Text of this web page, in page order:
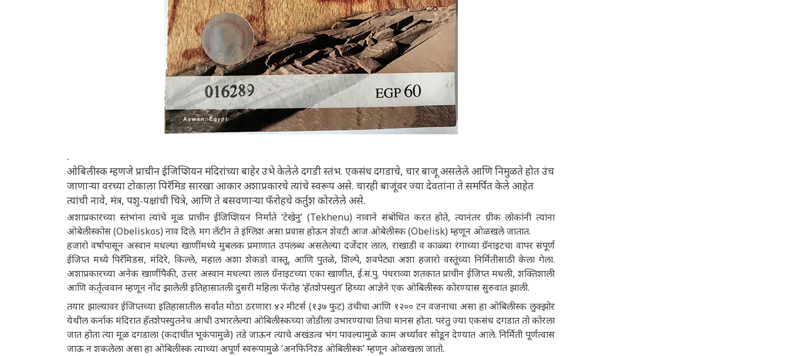
.
ओबिलीस्क म्हणजे प्राचीन ईजिप्शियन मंदिरांच्या बाहेर उभे केलेले दगडी स्तंभ. एकसंध दगडाचे, चार बाजू असलेले आणि निमुळते होत उंच
जाणाऱ्या वरच्या टोकाला पिरॅमिड सारखा आकार अशाप्रकारचे त्यांचे स्वरूप असे. चारही बाजूंवर ज्या देवतांना ते समर्पित केले आहेत
त्यांची नावे, मंत्र, पशु-पक्षांची चित्रे, आणि ते बसवणाऱ्या फॅरोहचे कर्तुश कोरलेले असे.
अशाप्रकारच्या स्तंभांना त्यांचे मूळ प्राचीन ईजिप्शियन निर्माते ‘टेखेनु’ (Tekhenu) नावाने संबोधित करत होते, त्यानंतर ग्रीक लोकांनी त्यांना
ओबेलीस्कोस (Obeliskos) नाव दिले. मग लॅटीन ते इंग्लिश असा प्रवास होऊन शेवटी आज ओबेलीस्क (Obelisk) म्हणून ओळखले जातात.
हजारो वर्षांपासून अस्वान मधल्या खाणींमध्ये मुबलक प्रमाणात उपलब्ध असलेल्या दर्जेदार लाल, राखाडी व काळ्या रंगाच्या ग्रॅनाइटचा वापर संपूर्ण
ईजिप्त मध्ये पिरॅमिडस, मंदिरे, किल्ले, महाल अशा शेकडो वास्तू, आणि पुतळे, शिल्पे, शवपेट्या अशा हजारो वस्तूंच्या निर्मितीसाठी केला गेला.
अशाप्रकारच्या अनेक खाणींपैकी, उत्तर अस्वान मधल्या लाल ग्रॅनाइटच्या एका खाणीत, ई.स.पु. पंधराव्या शतकात प्राचीन ईजिप्त मधली, शक्तिशाली
आणि कर्तृत्ववान म्हणून नोंद झालेली इतिहासातली दुसरी महिला फॅरोह ‘हॅतशेपस्युत’ हिच्या आज्ञेने एक ओबिलीस्क कोरण्यास सुरुवात झाली.
तयार झाल्यावर ईजिप्तच्या इतिहासातील सर्वात मोठा ठरणारा ४२ मीटर्स (१३७ फुट) उंचीचा आणि १२०० टन वजनाचा असा हा ओबिलीस्क लुक्झोर
येथील कर्नाक मंदिरात हॅतशेपस्युतनेच आधी उभारलेल्या ओबिलीस्कच्या जोडीला उभारण्याचा तिचा मानस होता. परंतु ज्या एकसंध दगडात तो कोरला
जात होता त्या मूळ दगडाला (कदाचीत भूकंपामुळे) तडे जाऊन त्याचे अखंडत्व भंग पावल्यामुळे काम अर्ध्यावर सोडून देण्यात आले. निर्मिती पूर्णत्वास
जाऊ न शकलेला असा हा ओबिलीस्क त्याच्या अपूर्ण स्वरूपामुळे ‘अनफिनिश्ड ओबिलीस्क’ म्हणून ओळखला जातो.